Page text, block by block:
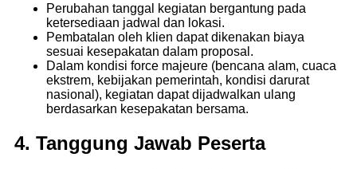
Perubahan tanggal kegiatan bergantung pada
ketersediaan jadwal dan lokasi.
Pembatalan oleh klien dapat dikenakan biaya
sesuai kesepakatan dalam proposal.
Dalam kondisi force majeure (bencana alam, cuaca
ekstrem, kebijakan pemerintah, kondisi darurat
nasional), kegiatan dapat dijadwalkan ulang
berdasarkan kesepakatan bersama.
4. Tanggung Jawab Peserta